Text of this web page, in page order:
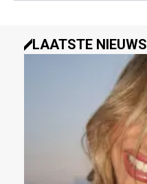
LAATSTE NIEUWS